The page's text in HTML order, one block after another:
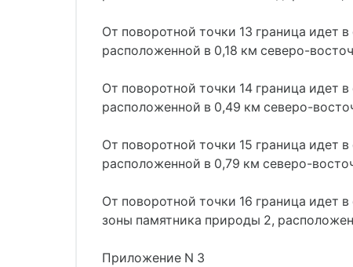
От поворотной точки 13 граница идет
расположенной в 0,18 км северо-
От поворотной точки 14 граница идет
расположенной в 0,49 км северо-
От поворотной точки 15 граница идет
расположенной в 0,79 км северо-
От поворотной точки 16 граница идет
зоны памятника природы 2,
Приложение N 3